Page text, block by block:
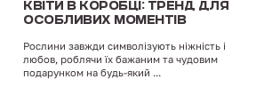
КВІТИ В КОРОБЦІ: ТРЕНД ДЛЯ
ОСОБЛИВИХ МОМЕНТІВ
Рослини завжди символізують ніжність і
любов, роблячи їх бажаним та чудовим
подарунком на будь-який ...